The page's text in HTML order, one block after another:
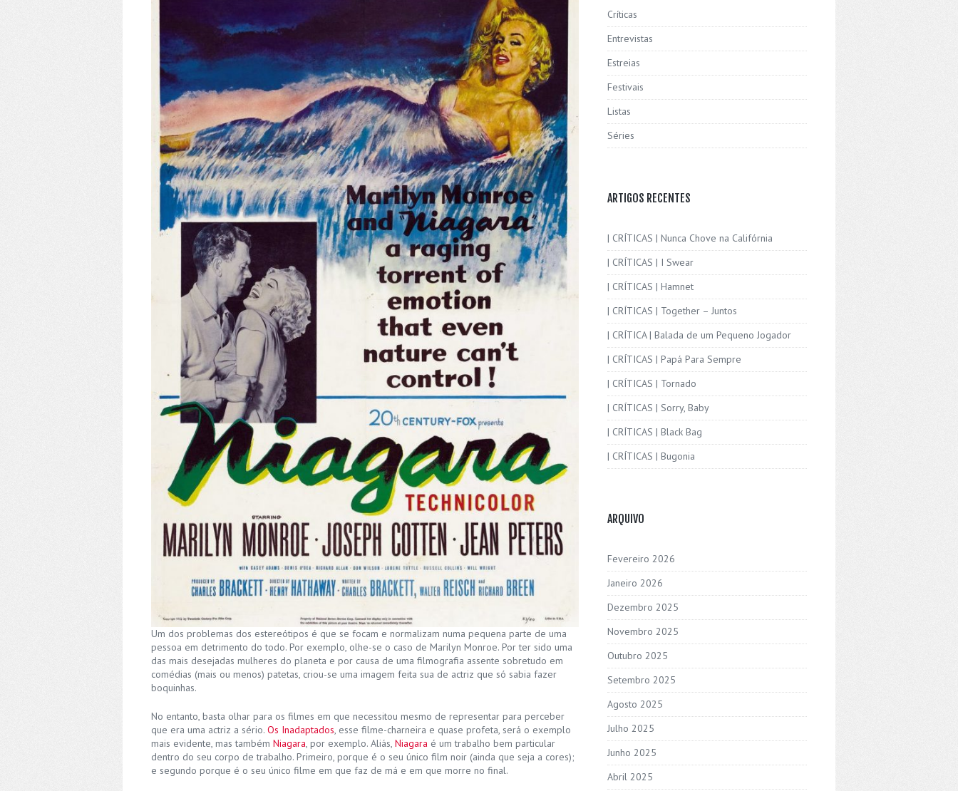
Um dos problemas dos estereótipos é que se focam e normalizam numa pequena parte de uma
pessoa em detrimento do todo. Por exemplo, olhe-se o caso de Marilyn Monroe. Por ter sido uma
das mais desejadas mulheres do planeta e por causa de uma filmografia assente sobretudo em
comédias (mais ou menos) patetas, criou-se uma imagem feita sua de actriz que só sabia fazer
boquinhas.
No entanto, basta olhar para os filmes em que necessitou mesmo de representar para perceber
que era uma actriz a sério. Os Inadaptados, esse filme-charneira e quase profeta, será o exemplo
mais evidente, mas também Niagara, por exemplo. Aliás, Niagara é um trabalho bem particular
dentro do seu corpo de trabalho. Primeiro, porque é o seu único film noir (ainda que seja a cores);
e segundo porque é o seu único filme em que faz de má e em que morre no final.
Críticas
Entrevistas
Estreias
Festivais
Listas
Séries
ARTIGOS RECENTES
| CRÍTICAS | Nunca Chove na Califórnia
| CRÍTICAS | I Swear
| CRÍTICAS | Hamnet
| CRÍTICAS | Together – Juntos
| CRÍTICA | Balada de um Pequeno Jogador
| CRÍTICAS | Papá Para Sempre
| CRÍTICAS | Tornado
| CRÍTICAS | Sorry, Baby
| CRÍTICAS | Black Bag
| CRÍTICAS | Bugonia
ARQUIVO
Fevereiro 2026
Janeiro 2026
Dezembro 2025
Novembro 2025
Outubro 2025
Setembro 2025
Agosto 2025
Julho 2025
Junho 2025
Abril 2025